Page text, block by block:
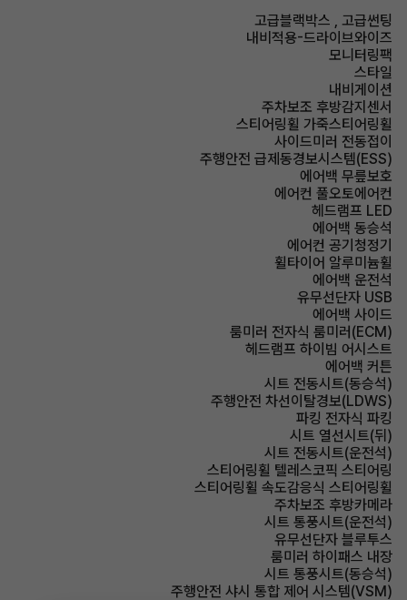
고급블랙박스 , 고급썬팅
내비적용-드라이브와이즈
모니터링팩
스타일
내비게이션
주차보조 후방감지센서
스티어링휠 가죽스티어링휠
사이드미러 전동접이
주행안전 급제동경보시스템(ESS)
에어백 무릎보호
에어컨 풀오토에어컨
헤드램프 LED
에어백 동승석
에어컨 공기청정기
휠타이어 알루미늄휠
에어백 운전석
유무선단자 USB
에어백 사이드
룸미러 전자식 룸미러(ECM)
헤드램프 하이빔 어시스트
에어백 커튼
시트 전동시트(동승석)
주행안전 차선이탈경보(LDWS)
파킹 전자식 파킹
시트 열선시트(뒤)
시트 전동시트(운전석)
스티어링휠 텔레스코픽 스티어링
스티어링휠 속도감응식 스티어링휠
주차보조 후방카메라
시트 통풍시트(운전석)
유무선단자 블루투스
룸미러 하이패스 내장
시트 통풍시트(동승석)
주행안전 샤시 통합 제어 시스템(VSM)